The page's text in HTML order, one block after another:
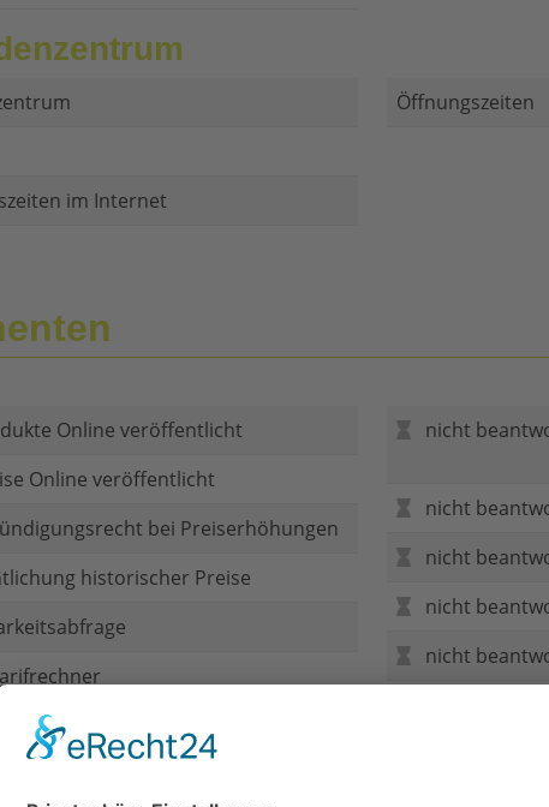
im Internet
Öffnungszeiten
Online veröffentlicht
Online veröffentlicht
bei Preiserhöhungen
historischer Preise
nicht
nicht
nicht
nicht
nicht